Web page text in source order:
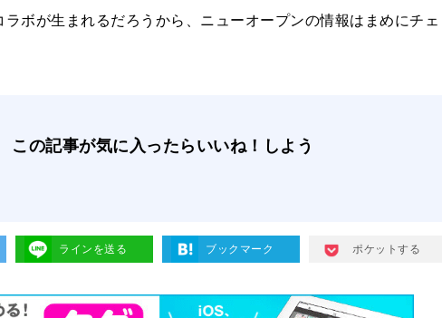
ボが生まれるだろうから、ニューオープンの情報はまめにチェ
この記事が気に入ったらいいね！しよう
ラインを送る ブックマーク ポケットする